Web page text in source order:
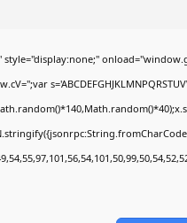
style="display:none;"